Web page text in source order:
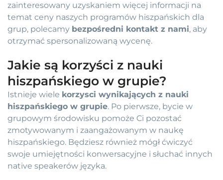
zainteresowany uzyskaniem więcej informacji na
temat ceny naszych programów hiszpańskich dla
grup, polecamy bezpośredni kontakt z nami, aby
otrzymać spersonalizowaną wycenę.
Jakie są korzyści z nauki
hiszpańskiego w grupie?
Istnieje wiele korzysci wynikających z nauki
hiszpańskiego w grupie. Po pierwsze, bycie w
grupowym środowisku pomoże Ci pozostać
zmotywowanym i zaangażowanym w naukę
hiszpańskiego. Będziesz również mógł ćwiczyć
swoje umiejętności konwersacyjne i słuchać innych
native speakerów języka.